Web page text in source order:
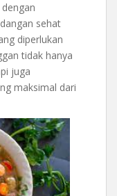
sehat
diperlukan
tidak hanya
juga
maksimal dari